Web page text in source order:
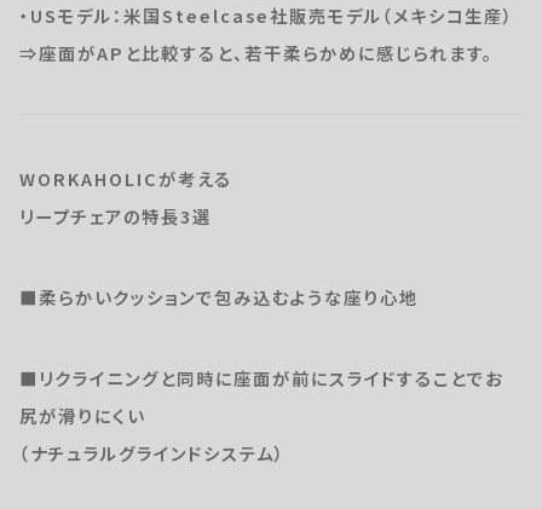
・USモデル：米国Steelcase社販売モデル（メキシコ生産）
⇒座面がAPと比較すると、若干柔らかめに感じられます。
WORKAHOLICが考える
リープチェアの特長3選
■柔らかいクッションで包み込むような座り心地
■リクライニングと同時に座面が前にスライドすることでお
尻が滑りにくい
（ナチュラルグラインドシステム）